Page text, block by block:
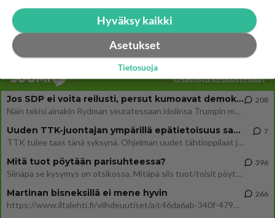
Mitä uskot hänen ajattelevan sinusta?
😇
04.08.2026 18:30
Ikävä
57
722
Osallistu keskusteluun
Jos SDP ei voita reilusti, persut kumoavat demokratian Suomesta
Näin tekisi ainakin Rydman seuratessaan idolinsa Trumpin mallia https://www.is.fi/politiikka/art-2000012187244.html
208
Uuden TTK-juontajan ympärillä epätietoisuus sakenee - Nyt MTV hämmentää soppaa
TTK tulee taas tänä syksynä. Ohjelman uudet tähtioppilaat julkistetaan torstaina 6. elokuuta klo 14 alkavassa lehdistö
7
Mitä tuot pöytään parisuhteessa?
Siinäpä se kysymys on otsikossa. Mitäpä siis tuot/toisit pöytään parisuhteessa? Oletko mies vai nainen? Koetko sen mitä
396
Martinan bisneksillä ei mene hyvin
https://www.iltalehti.fi/viihdeuutiset/a/c46da6ab-340f-4790-aaa7-0865eed2336 Yrityksen konkurssihakemus on tullut kärä
266
Hyväksy kaikki
Asetukset
Tietosuoja